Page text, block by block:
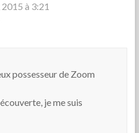
à 3:21
possesseur de Zoom
je me suis